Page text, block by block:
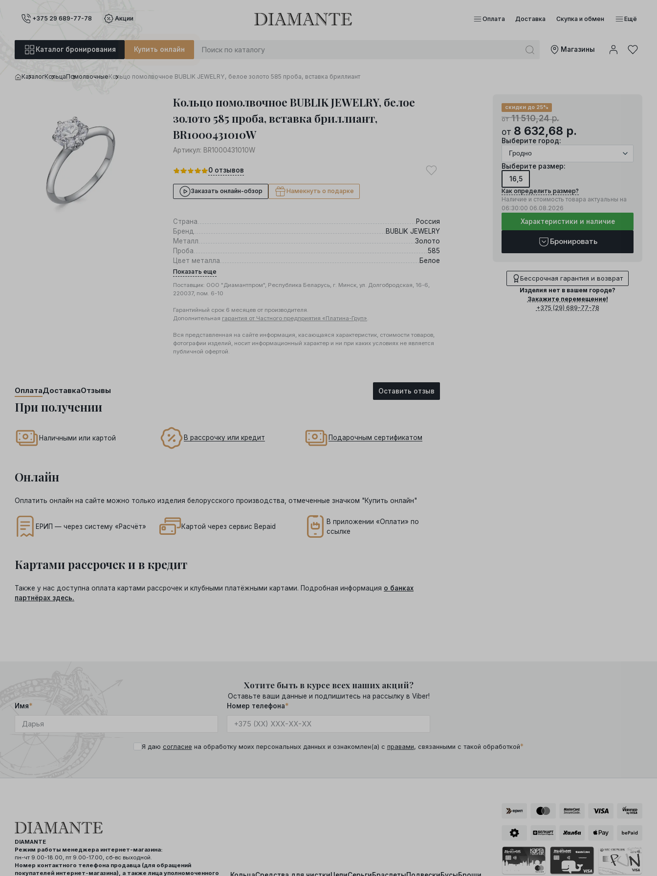
+375 29 689-77-78 Акции Оплата Доставка Скупка и обмен Ещё
Каталог бронирования Купить онлайн Mагазины
0 : 0 0
КаталогКольцаПомолвочныеКольцо помолвочное BUBLIK JEWELRY, белое золото 585 проба, вставка бриллиант
Кольцо помолвочное BUBLIK JEWELRY, белое
золото 585 проба, вставка бриллиант,
BR1000431010W
Артикул: BR1000431010W
0 отзывов
Заказать онлайн-обзор Намекнуть о подарке
от11 510,24р.
скидки до 25%
от 8 632,68 р.
Выберите город:
Выберите размер:
16,5
Как определить размер?
Наличие и стоимость товара актуальны на
06:30:00 06.08.2026
Характеристики и наличие
Бронировать
Бессрочная гарантия и возврат
Изделия нет в вашем городе?
Закажите перемещение!
+375 (29) 689-77-78
Страна
Россия
Бренд
BUBLIK JEWELRY
Металл
Золото
Проба
585
Цвет металла
Белое
Показать еще
Поставщик: ООО "Диамантпром", Республика Беларусь, г. Минск, ул. Долгобродская, 16-6,
220037, пом. 6-10
Гарантийный срок 6 месяцев от производителя.
Дополнительная гарантия от Частного предприятия «Платина-Груп».
Вся представленная на сайте информация, касающаяся характеристик, стоимости товаров,
фотографии изделий, носит информационный характер и ни при каких условиях не является
публичной офертой.
Оплата
При получении
Наличными или картой В рассрочку или кредит Подарочным сертификатом
Онлайн
Оплатить онлайн на сайте можно только изделия белорусского производства, отмеченные значком "Купить онлайн"
ЕРИП — через систему «Расчёт» Картой через сервис Bepaid
В приложении «Оплати» по
ссылке
Картами рассрочек и в кредит
Также у нас доступна оплата картами рассрочек и клубными платёжными картами. Подробная информация о банках
партнёрах здесь.
ДоставкаОтзывы Оставить отзыв
Хотите быть в курсе всех наших акций?
Оставьте ваши данные и подпишитесь на рассылку в Viber!
Имя* Номер телефона*
Я даю согласие на обработку моих персональных данных и ознакомлен(а) с правами, связанными с такой обработкой*
DIAMANTE
Режим работы менеджера интернет-магазина:
пн-чт 9.00-18.00, пт 9.00-17.00, сб-вс выходной.
Номер контактного телефона продавца (для обращений
покупателей интернет-магазина), а также лица уполномоченного